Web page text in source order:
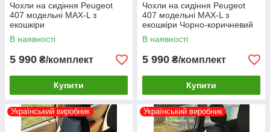
Чохли на сидіння Peugeot
407 модельні MAX-L з
екошкіри
В наявності
5 990 ₴/комплект
Купити
Чохли на сидіння Peugeot
407 модельні MAX-L з
екошкіри Чорно-коричневий
В наявності
5 990 ₴/комплект
Купити
Український виробник Український виробник